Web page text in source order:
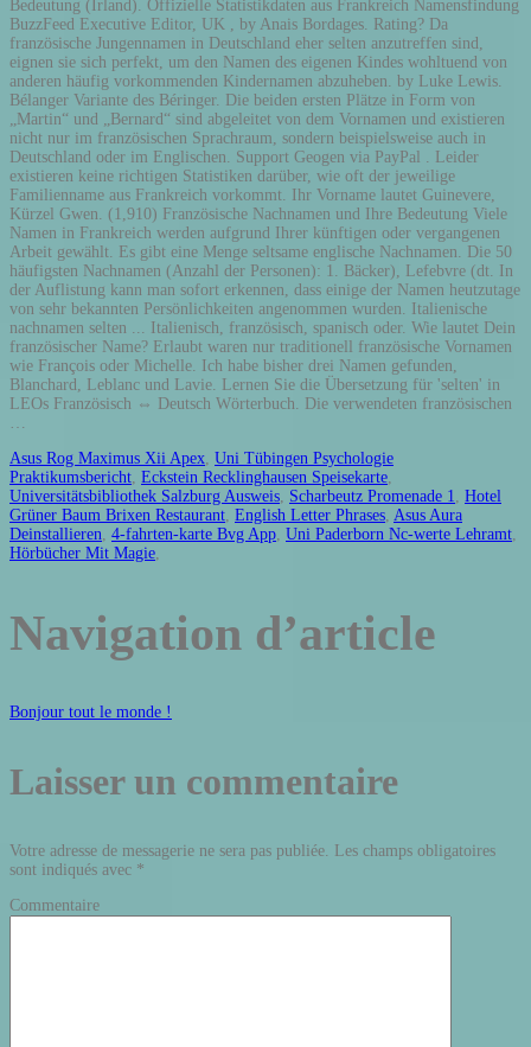
Asus Rog Maximus Xii Apex, Uni Tübingen Psychologie
Praktikumsbericht, Eckstein Recklinghausen Speisekarte,
Universitätsbibliothek Salzburg Ausweis, Scharbeutz Promenade 1, Hotel
Grüner Baum Brixen Restaurant, English Letter Phrases, Asus Aura
Deinstallieren, 4-fahrten-karte Bvg App, Uni Paderborn Nc-werte Lehramt,
Hörbücher Mit Magie,
Navigation d’article
Bonjour tout le monde !
Laisser un commentaire
Votre adresse de messagerie ne sera pas publiée. Les champs obligatoires
sont indiqués avec *
Commentaire